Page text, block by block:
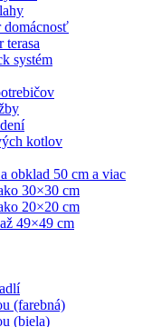
domácnosť
terasa
systém
kotlov
obklad 50 cm a viac
30×30 cm
20×20 cm
49×49 cm
(farebná)
(biela)